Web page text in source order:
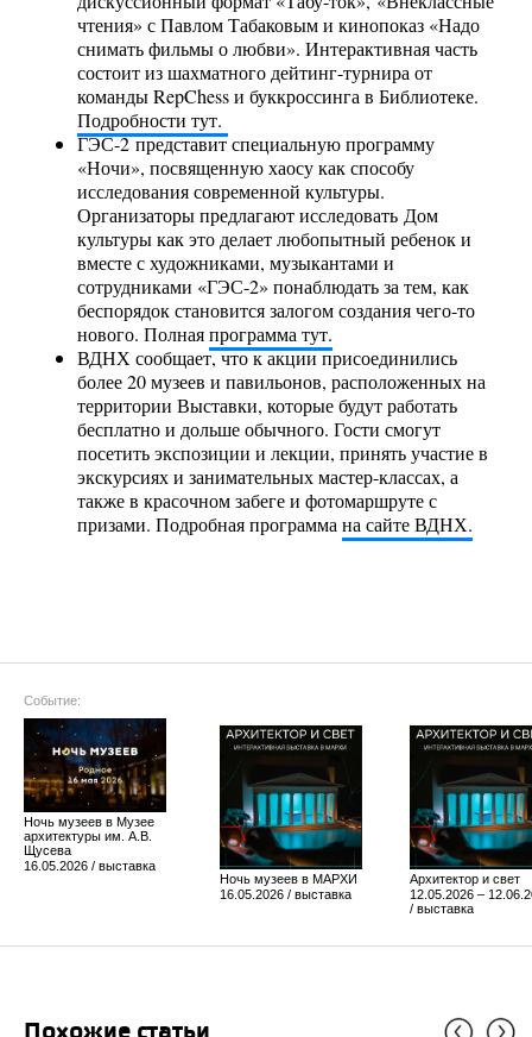
чтения» с Павлом Табаковым и кинопоказ «Надо
снимать фильмы о любви». Интерактивная часть
состоит из шахматного дейтинг-турнира от
команды RepChess и буккроссинга в Библиотеке.
Подробности тут.
ГЭС-2 представит специальную программу
«Ночи», посвященную хаосу как способу
исследования современной культуры.
Организаторы предлагают исследовать Дом
культуры как это делает любопытный ребенок и
вместе с художниками, музыкантами и
сотрудниками «ГЭС-2» понаблюдать за тем, как
беспорядок становится залогом создания чего-то
нового. Полнаяпрограмма тут.
ВДНХ сообщает, что к акции присоединились
более 20 музеев и павильонов, расположенных на
территории Выставки, которые будут работать
бесплатно и дольше обычного. Гости смогут
посетить экспозиции и лекции, принять участие в
экскурсиях и занимательных мастер-классах, а
также в красочном забеге и фотомаршруте с
призами. Подробная программана сайте ВДНХ.
Событие:
Ночь музеев в Музее
архитектуры им. А.В.
Щусева
16.05.2026 / выставка
Ночь музеев в МАРХИ
16.05.2026 / выставка
Архитектор и свет
12.05.2026 –
/ выставка